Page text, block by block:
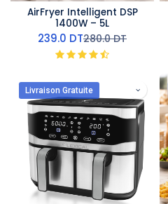
AirFryer Intelligent DSP
1400W – 5L
239.0 DT280.0DT
Livraison Gratuite